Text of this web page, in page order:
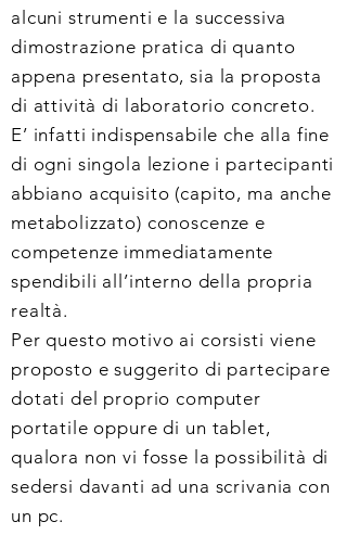
alcuni strumenti e la successiva
dimostrazione pratica di quanto
appena presentato, sia la proposta
di attività di laboratorio concreto.
E’ infatti indispensabile che alla fine
di ogni singola lezione i partecipanti
abbiano acquisito (capito, ma anche
metabolizzato) conoscenze e
competenze immediatamente
spendibili all’interno della propria
realtà.
Per questo motivo ai corsisti viene
proposto e suggerito di partecipare
dotati del proprio computer
portatile oppure di un tablet,
qualora non vi fosse la possibilità di
sedersi davanti ad una scrivania con
un pc.